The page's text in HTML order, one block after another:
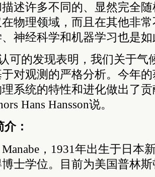
述许多不同的、显然完全
物理领域，而且在其他非
神经科学和机器学习也是
可的发现表明，我们关于气
对观测的严格分析。今年
系统的特性和进化做出了
Hans Hansson说。
：
，1931年出生于日本
士学位。目前为美国普林